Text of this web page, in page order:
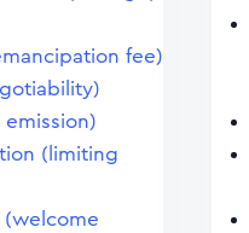
fee)
(limiting
(welcome